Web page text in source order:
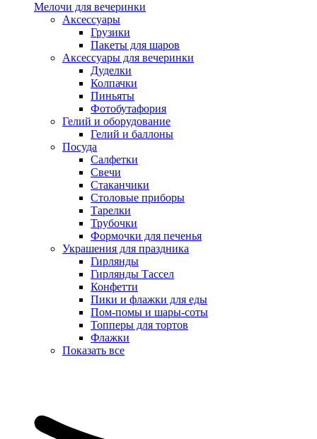
Мелочи для вечеринки
Аксессуары
Грузики
Пакеты для шаров
Аксессуары для вечеринки
Дуделки
Колпачки
Пиньяты
Фотобутафория
Гелий и оборудование
Гелий и баллоны
Посуда
Салфетки
Свечи
Стаканчики
Столовые приборы
Тарелки
Трубочки
Формочки для печенья
Украшения для праздника
Гирлянды
Гирлянды Тассел
Конфетти
Пики и флажки для еды
Пом-помы и шары-соты
Топперы для тортов
Флажки
Показать все